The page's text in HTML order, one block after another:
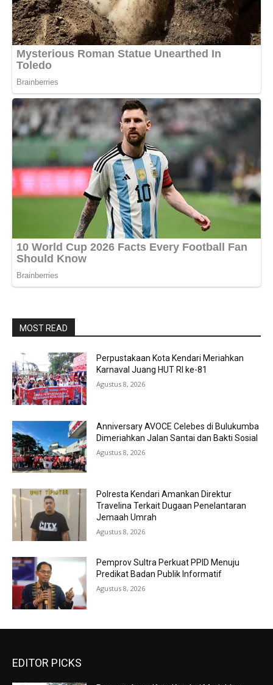
MOST READ
Perpustakaan Kota Kendari Meriahkan
Karnaval Juang HUT RI ke-81
Agustus 8, 2026
Anniversary AVOCE Celebes di Bulukumba
Dimeriahkan Jalan Santai dan Bakti Sosial
Agustus 8, 2026
Polresta Kendari Amankan Direktur
Travelina Terkait Dugaan Penelantaran
Jemaah Umrah
Agustus 8, 2026
Pemprov Sultra Perkuat PPID Menuju
Predikat Badan Publik Informatif
Agustus 8, 2026
EDITOR PICKS